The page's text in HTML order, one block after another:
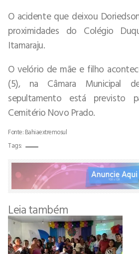
O acidente que deixou
proximidades do Colégio
Itamaraju.
O velório de mãe e filho
(5), na Câmara Municipal
sepultamento está previsto
Cemitério Novo Prado.
Fonte: Bahiaextremosul
Tags:
Leia também